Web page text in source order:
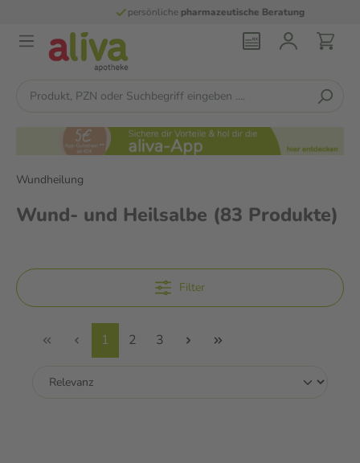
persönlichepharmazeutische Beratung
Wundheilung
Wund- und Heilsalbe (83 Produkte)
Filter
1 2 3